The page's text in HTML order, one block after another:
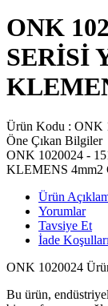
ONK
SERİSİ
Ürün Kodu : ONK
Öne Çıkan Bilgiler
ONK 1020024 -
KLEMENS 4mm2
Ürün
Yorumlar
Tavsiye Et
İade Koşulları
ONK 1020024
Bu ürün,